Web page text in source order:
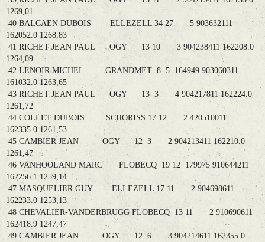
1269,01
40 BALCAEN DUBOIS ELLEZELL 34 27 5 903632111
162052.0 1268,83
41 RICHET JEAN PAUL OGY 13 10 3 904238411 162208.0
1264,09
42 LENOIR MICHEL GRANDMET 8 5 164949 903060311
161032.0 1263,65
43 RICHET JEAN PAUL OGY 13 3 4 904217811 162224.0
1261,72
44 COLLET DUBOIS SCHORISS 17 12 2 420510011
162335.0 1261,53
45 CAMBIER JEAN OGY 12 3 2 904213411 162210.0
1261,47
46 VANHOOLAND MARC FLOBECQ 19 12 179975 910644211
162256.1 1259,14
47 MASQUELIER GUY ELLEZELL 17 11 2 904698611
162233.0 1253,13
48 CHEVALIER-VANDERBRUGG FLOBECQ 13 11 2 910690611
162418.9 1247,47
49 CAMBIER JEAN OGY 12 6 3 904214611 162355.0